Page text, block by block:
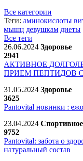
Все категории
Теги: аминокислоты
мышц девушкам диеты
Все теги
26.06.2024 Здоровье
2941
АКТИВНОЕ
ПРИЕМ ПЕПТИДОВ
31.05.2024 Здоровье
3625
Pantovital новинки :
23.04.2024
9752
Pantovital: забота о
натуральный состав